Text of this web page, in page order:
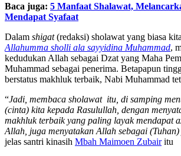
Baca juga: 5 Manfaat Shalawat,
Mendapat Syafaat
Dalam shigat(redaksi) sholawat yang biasa
Allahumma sholli ala sayyidina Muhammad,
kedudukan Allah sebagai Dzat yang Maha
Muhammad sebagai penerima. Betapapun
berstatus makhluk terbaik, Nabi Muhammad
“Jadi, membaca sholawat itu, di samping
(cinta) kita kepada Rasulullah, dengan
makhluk terbaik yang paling layak mendapat
Allah , juga menyatakan Allah sebagai
jelas santri kinasih Mbah Maimoen Zubairitu